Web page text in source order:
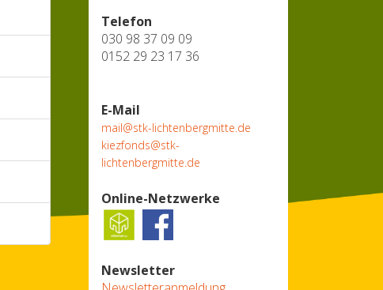
Telefon
030 98 37 09 09
0152 29 23 17 36
E-Mail
mail@stk-lichtenbergmitte.de
kiezfonds@stk-
lichtenbergmitte.de
Online-Netzwerke
Newsletter